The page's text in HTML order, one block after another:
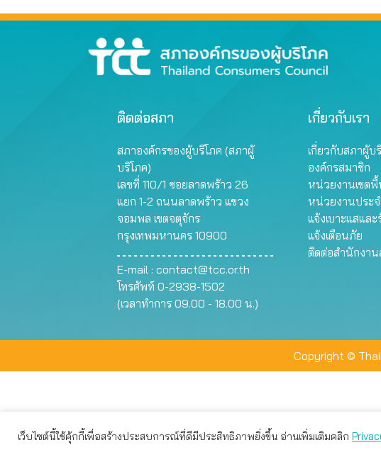
ติดต่อสภา
สภาองค์กรของผู้บริโภค (สภาผู้
บริโภค)
เลขที่ 110/1 ซอยลาดพร้าว 26
แยก 1-2 ถนนลาดพร้าว แขวง
จอมพล เขตจตุจักร
กรุงเทพมหานคร 10900
E-mail : contact@tcc.or.th
โทรศัพท์ 0-2938-1502
(เวลาทำการ 09.00 - 18.00 น.)
เกี่ยวกับเรา
เกี่ยวกับสภาผู้บ
องค์กรสมาชิก
หน่วยงานเขต
หน่วยงานประ
แจ้งเบาะแสแล
แจ้งเตือนภัย
ติดต่อสำนักงาน
Copyright ©
เว็บไซต์นี้ใช้คุ้กกี้เพื่อสร้างประสบการณ์ที่ดีมีประสิทธิภาพยิ่งขึ้น อ่านเพิ่มเติมคลิก
เว็บไซต์นี้ใช้คุกกี้เพื่อมอบประสบการณ์การใช้งานที่ดีให้แก่ท่าน คุณสามารถ